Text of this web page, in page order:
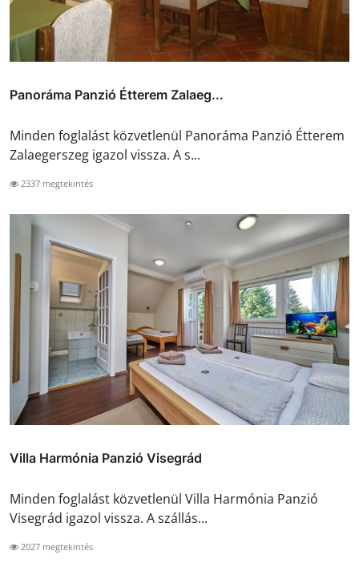
Panoráma Panzió Étterem Zalaeg...
Minden foglalást közvetlenül Panoráma Panzió Étterem
Zalaegerszeg igazol vissza. A s...
2337 megtekintés
Villa Harmónia Panzió Visegrád
Minden foglalást közvetlenül Villa Harmónia Panzió
Visegrád igazol vissza. A szállás...
2027 megtekintés